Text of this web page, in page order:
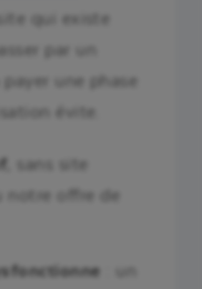
qui existe
par un
une phase
évite.
, sans site
notre offre de